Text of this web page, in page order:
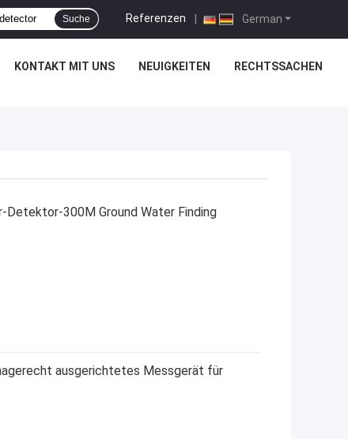
German
Referenzen |
Suche
KONTAKT MIT UNS NEUIGKEITEN RECHTSSACHEN
Detektor-300M Ground Water Finding
ausgerichtetes Messgerät für